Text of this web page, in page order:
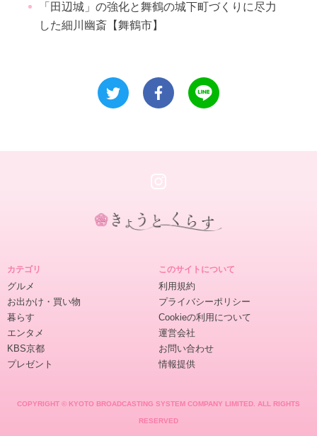
「田辺城」の強化と舞鶴の城下町づくりに尽力
した細川幽斎【舞鶴市】
カテゴリ
グルメ
お出かけ・買い物
暮らす
エンタメ
KBS京都
プレゼント
このサイトについて
利用規約
プライバシーポリシー
Cookieの利用について
運営会社
お問い合わせ
情報提供
COPYRIGHT © KYOTO BROADCASTING SYSTEM COMPANY LIMITED. ALL RIGHTS
RESERVED